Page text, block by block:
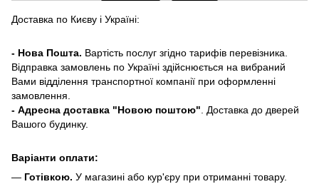
Доставка по Києву і Україні:
- Нова Пошта. Вартість послуг згідно тарифів перевізника.
Відправка замовлень по Україні здійснюється на вибраний
Вами відділення транспортної компанії при оформленні
замовлення.
- Адресна доставка "Новою поштою". Доставка до дверей
Вашого будинку.
Варіанти оплати:
— Готівкою. У магазині або кур'єру при отриманні товару.